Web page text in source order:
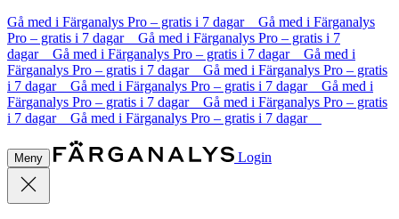
Gå med i Färganalys Pro – gratis i 7 dagar Gå med i Färganalys
Pro – gratis i 7 dagar Gå med i Färganalys Pro – gratis i 7
dagar Gå med i Färganalys Pro – gratis i 7 dagar Gå med i
Färganalys Pro – gratis i 7 dagar Gå med i Färganalys Pro – gratis
i 7 dagar Gå med i Färganalys Pro – gratis i 7 dagar Gå med i
Färganalys Pro – gratis i 7 dagar Gå med i Färganalys Pro – gratis
i 7 dagar Gå med i Färganalys Pro – gratis i 7 dagar
Meny Login